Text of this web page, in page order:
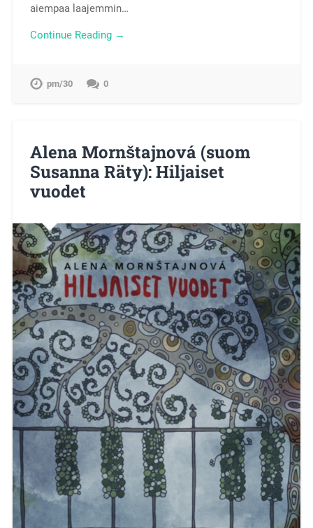
aiempaa laajemmin…
Continue Reading →
pm/30 0
Alena Mornštajnová (suom
Susanna Räty): Hiljaiset
vuodet